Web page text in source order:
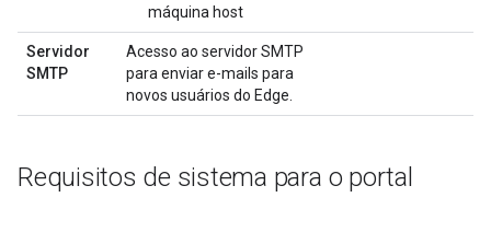
máquina host
Servidor
SMTP
Acesso ao servidor SMTP
para enviar e-mails para
novos usuários do Edge.
Requisitos de sistema para o portal